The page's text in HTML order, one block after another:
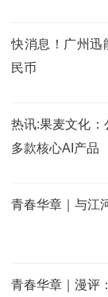
快消息！广州迅
民币
热讯:果麦文化
多款核心AI产品
青春华章｜与江
青春华章｜漫评